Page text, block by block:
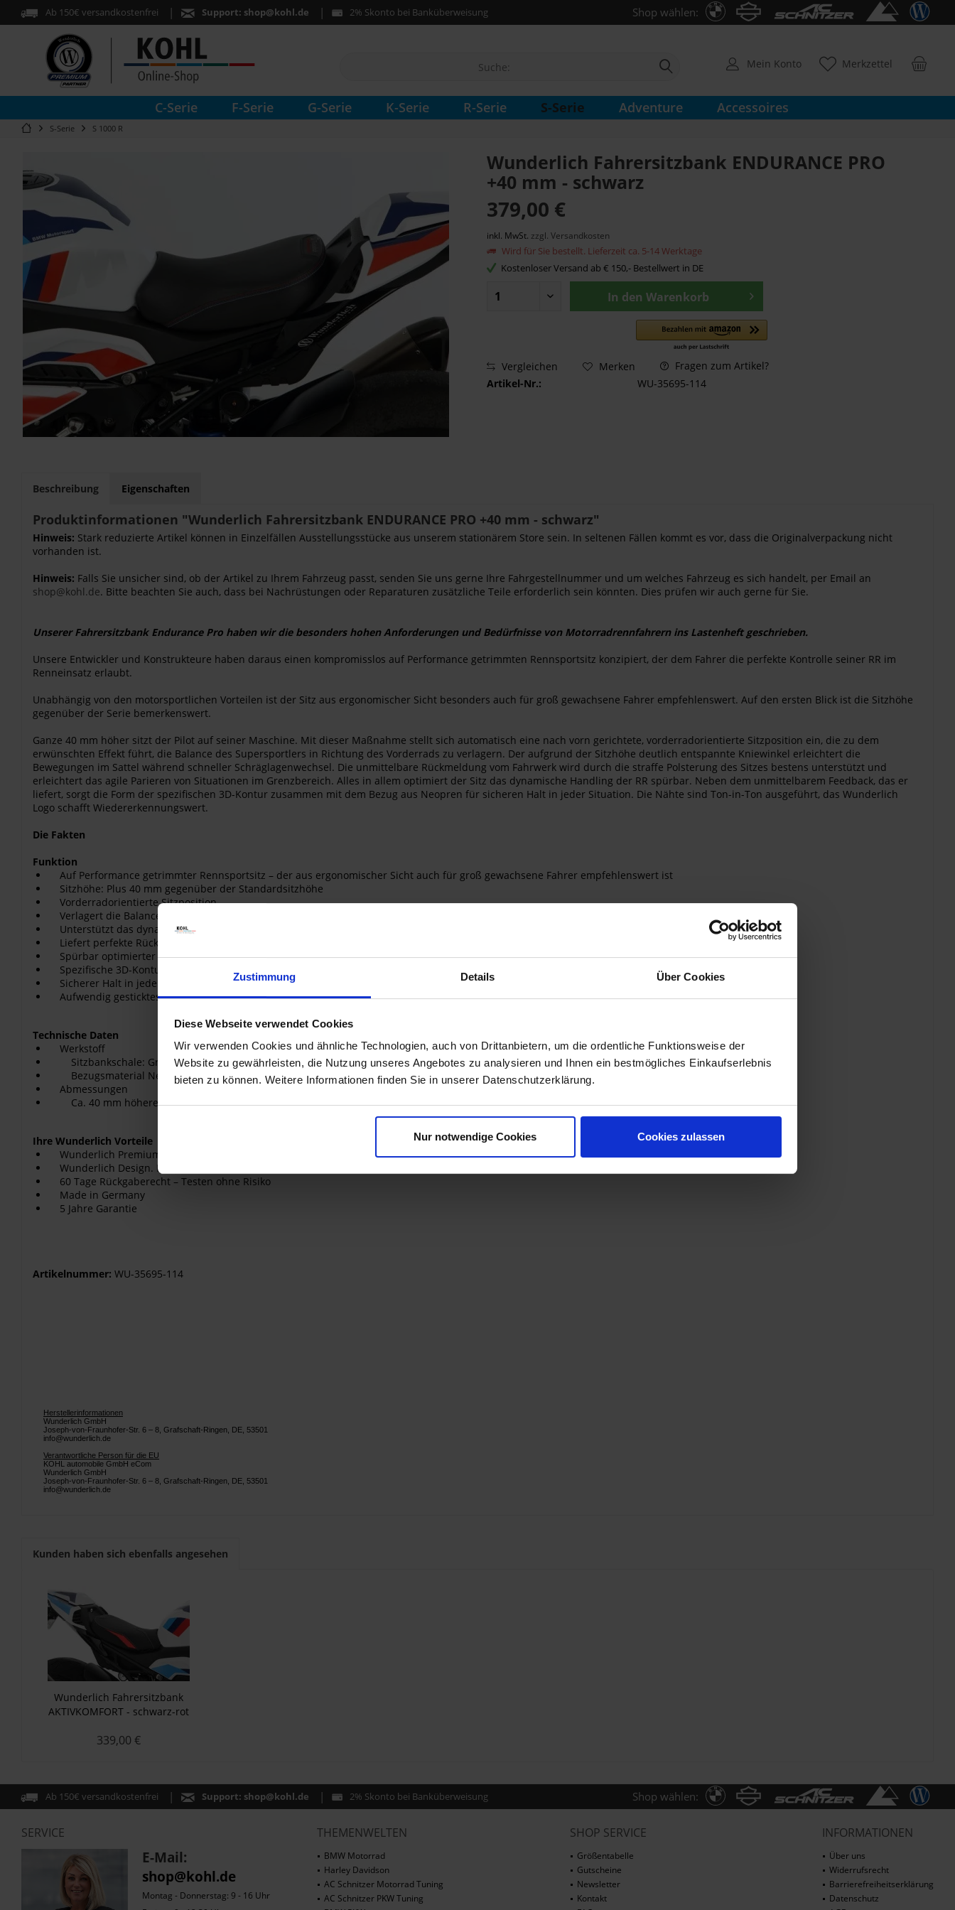
Zustimmung Details Über Cookies
Diese Webseite verwendet Cookies
Wir verwenden Cookies und ähnliche Technologien, auch von Drittanbietern, um die ordentliche Funktionsweise der
Website zu gewährleisten, die Nutzung unseres Angebotes zu analysieren und Ihnen ein bestmögliches Einkaufserlebnis
bieten zu können. Weitere Informationen finden Sie in unserer Datenschutzerklärung.
Nur notwendige Cookies Cookies zulassen
Ab 150€ versandkostenfrei Support: shop@kohl.de 2% Skonto bei Banküberweisung Shop wählen:
Merkzettel
Mein Konto
C-Serie F-Serie G-Serie K-Serie R-Serie S-Serie Adventure Accessoires
S-Serie S 1000 R
Wunderlich Fahrersitzbank ENDURANCE PRO
+40 mm - schwarz
379,00 €
inkl. MwSt. zzgl. Versandkosten
Wird für Sie bestellt. Lieferzeit ca. 5-14 Werktage
Kostenloser Versand ab € 150,- Bestellwert in DE
In den Warenkorb
Vergleichen Merken
Fragen zum Artikel?
Artikel-Nr.:
WU-35695-114
Beschreibung Eigenschaften
Produktinformationen "Wunderlich Fahrersitzbank ENDURANCE PRO +40 mm - schwarz"
Hinweis: Stark reduzierte Artikel können in Einzelfällen Ausstellungsstücke aus unserem stationärem Store sein. In seltenen Fällen kommt es vor, dass die Originalverpackung nicht
vorhanden ist.
Hinweis: Falls Sie unsicher sind, ob der Artikel zu Ihrem Fahrzeug passt, senden Sie uns gerne Ihre Fahrgestellnummer und um welches Fahrzeug es sich handelt, per Email an
shop@kohl.de. Bitte beachten Sie auch, dass bei Nachrüstungen oder Reparaturen zusätzliche Teile erforderlich sein könnten. Dies prüfen wir auch gerne für Sie.
Unserer Fahrersitzbank Endurance Pro haben wir die besonders hohen Anforderungen und Bedürfnisse von Motorradrennfahrern ins Lastenheft geschrieben.
Unsere Entwickler und Konstrukteure haben daraus einen kompromisslos auf Performance getrimmten Rennsportsitz konzipiert, der dem Fahrer die perfekte Kontrolle seiner RR im
Renneinsatz erlaubt.
Unabhängig von den motorsportlichen Vorteilen ist der Sitz aus ergonomischer Sicht besonders auch für groß gewachsene Fahrer empfehlenswert. Auf den ersten Blick ist die Sitzhöhe
gegenüber der Serie bemerkenswert.
Ganze 40 mm höher sitzt der Pilot auf seiner Maschine. Mit dieser Maßnahme stellt sich automatisch eine nach vorn gerichtete, vorderradorientierte Sitzposition ein, die zu dem
erwünschten Effekt führt, die Balance des Supersportlers in Richtung des Vorderrads zu verlagern. Der aufgrund der Sitzhöhe deutlich entspannte Kniewinkel erleichtert die
Bewegungen im Sattel während schneller Schräglagenwechsel. Die unmittelbare Rückmeldung vom Fahrwerk wird durch die straffe Polsterung des Sitzes bestens unterstützt und
erleichtert das agile Parieren von Situationen im Grenzbereich. Alles in allem optimiert der Sitz das dynamische Handling der RR spürbar. Neben dem unmittelbarem Feedback, das er
liefert, sorgt die Form der spezifischen 3D-Kontur zusammen mit dem Bezug aus Neopren für sicheren Halt in jeder Situation. Die Nähte sind Ton-in-Ton ausgeführt, das Wunderlich
Logo schafft Wiedererkennungswert.
Die Fakten
Funktion
Auf Performance getrimmter Rennsportsitz – der aus ergonomischer Sicht auch für groß gewachsene Fahrer empfehlenswert ist
Sitzhöhe: Plus 40 mm gegenüber der Standardsitzhöhe
Vorderradorientierte Sitzposition
Verlagert die Balance des Supersportlers in Richtung des Vorderrads
Unterstützt das dynamische Handling, die Bewegungsfreiheit im Sattel während schneller Schräglagenwechsel
Liefert perfekte Rückmeldung - für die optimale, agile Kontrolle im Grenzbereich
Spürbar optimierter Kniewinkel
Spezifische 3D-Kontur
Sicherer Halt in jeder Situation dank des Neopren Bezugs
Aufwendig gesticktes Wunderlich Logo
Technische Daten
Werkstoff
Sitzbankschale: Grundschale aus eigenem Formbau
Bezugsmaterial Neopren, verklebte und verschweißte Nähte für 100%ige Dichtigkeit
Abmessungen
Ca. 40 mm höhere Sitzhöhe
Ihre Wunderlich Vorteile
Wunderlich Premium Produkt. Kleine Serien. Von Hand gemacht.
Wunderlich Design. Integriert und funktional.
60 Tage Rückgaberecht – Testen ohne Risiko
Made in Germany
5 Jahre Garantie
Artikelnummer: WU-35695-114
Herstellerinformationen
Wunderlich GmbH
Joseph-von-Fraunhofer-Str. 6 – 8, Grafschaft-Ringen, DE, 53501
info@wunderlich.de
Verantwortliche Person für die EU
KOHL automobile GmbH eCom
Wunderlich GmbH
Joseph-von-Fraunhofer-Str. 6 – 8, Grafschaft-Ringen, DE, 53501
info@wunderlich.de
Kunden haben sich ebenfalls angesehen
Wunderlich Fahrersitzbank
AKTIVKOMFORT - schwarz-rot
339,00 €
Ab 150€ versandkostenfrei Support: shop@kohl.de 2% Skonto bei Banküberweisung Shop wählen:
SERVICE
E-Mail:
shop@kohl.de
Montag - Donnerstag: 9 - 16 Uhr
THEMENWELTEN
BMW Motorrad
Harley Davidson
AC Schnitzer Motorrad Tuning
AC Schnitzer PKW Tuning
SHOP SERVICE
Größentabelle
Gutscheine
Newsletter
Kontakt
INFORMATIONEN
Über uns
Widerrufsrecht
Barrierefreiheitserklärung
Datenschutz